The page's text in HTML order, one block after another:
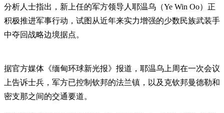
分析人士指出，新上任的军方领导人耶温乌（Ye Win Oo）正
积极推进军事行动，试图从近年来实力增强的少数民族武装手
中夺回战略边境据点。
据官方媒体《缅甸环球新光报》报道，耶温乌上周在一次会议
上告诉士兵，军方已控制钦邦的法兰镇，以及克钦邦曼德勒和
密支那之间的交通要道。